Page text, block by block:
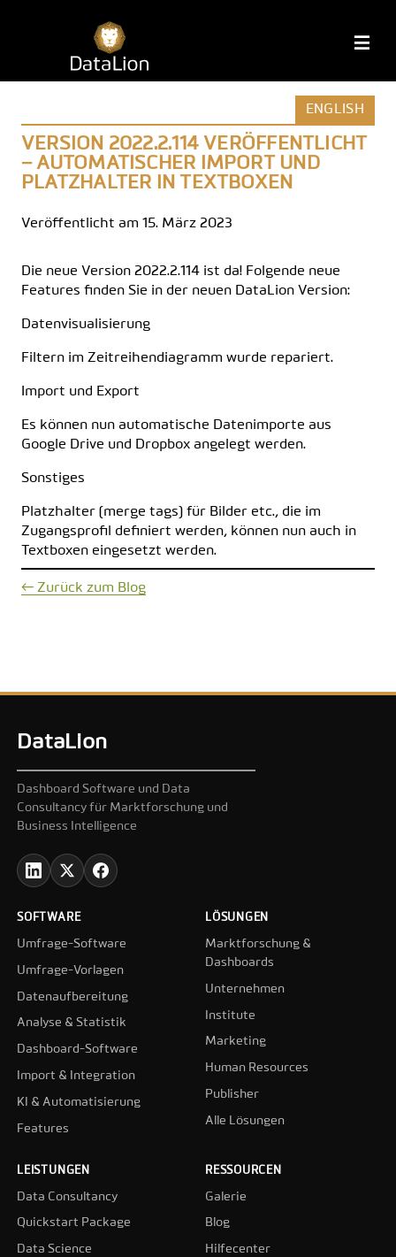
ENGLISH
VERSION 2022.2.114 VERÖFFENTLICHT
– AUTOMATISCHER IMPORT UND
PLATZHALTER IN TEXTBOXEN
Veröffentlicht am 15. März 2023
Die neue Version 2022.2.114 ist da! Folgende neue
Features finden Sie in der neuen DataLion Version:
Datenvisualisierung
Filtern im Zeitreihendiagramm wurde repariert.
Import und Export
Es können nun automatische Datenimporte aus
Google Drive und Dropbox angelegt werden.
Sonstiges
Platzhalter (merge tags) für Bilder etc., die im
Zugangsprofil definiert werden, können nun auch in
Textboxen eingesetzt werden.
← Zurück zum Blog
DataLion
Dashboard Software und Data
Consultancy für Marktforschung und
Business Intelligence
SOFTWARE
Umfrage-Software
Umfrage-Vorlagen
Datenaufbereitung
Analyse & Statistik
Dashboard-Software
Import & Integration
KI & Automatisierung
Features
LÖSUNGEN
Marktforschung &
Dashboards
Unternehmen
Institute
Marketing
Human Resources
Publisher
Alle Lösungen
LEISTUNGEN
Data Consultancy
Quickstart Package
Data Science
RESSOURCEN
Galerie
Blog
Hilfecenter